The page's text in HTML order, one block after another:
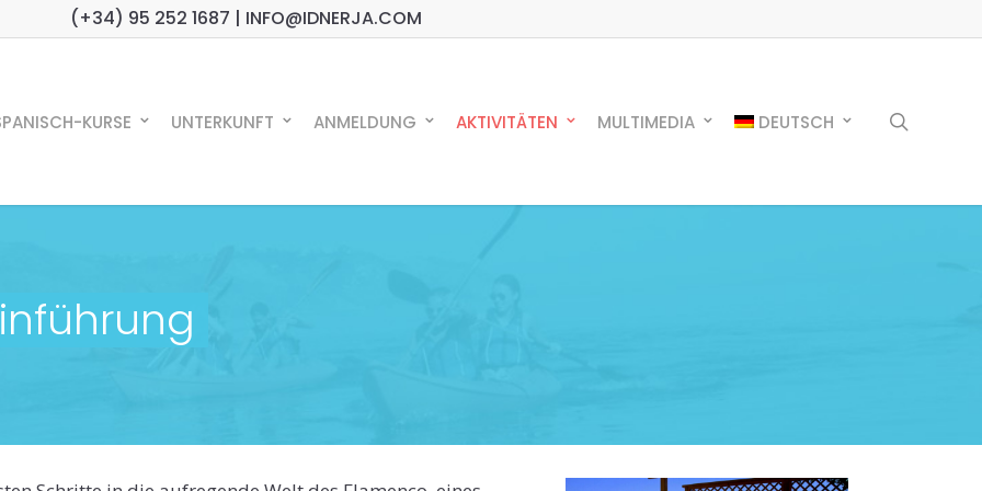
(+34) 95 252 1687 | INFO@IDNERJA.COM
KURSE UNTERKUNFT ANMELDUNG AKTIVITÄTEN MULTIMEDIA DEUTSCH